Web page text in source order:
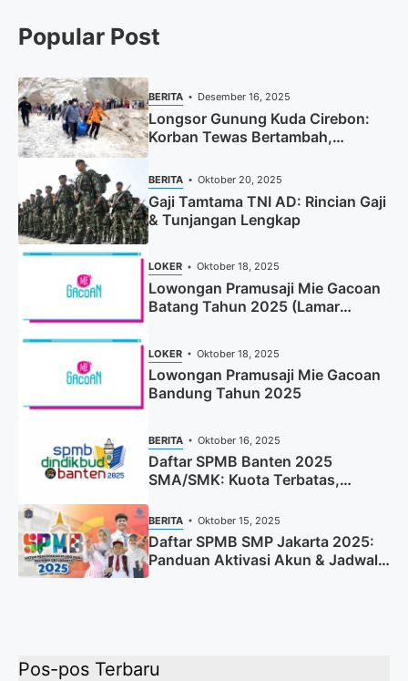
Popular Post
BERITA Desember 16, 2025
Longsor Gunung Kuda Cirebon:
Korban Tewas Bertambah,
Pencarian Dihentikan
BERITA Oktober 20, 2025
Gaji Tamtama TNI AD: Rincian Gaji
& Tunjangan Lengkap
LOKER Oktober 18, 2025
Lowongan Pramusaji Mie Gacoan
Batang Tahun 2025 (Lamar
LOKER Oktober 18, 2025
Lowongan Pramusaji Mie Gacoan
Bandung Tahun 2025
BERITA Oktober 16, 2025
Daftar SPMB Banten 2025
SMA/SMK: Kuota Terbatas,
BERITA Oktober 15, 2025
Daftar SPMB SMP Jakarta 2025:
Panduan Aktivasi Akun & Jadwal
Lengkap
Pos-pos Terbaru